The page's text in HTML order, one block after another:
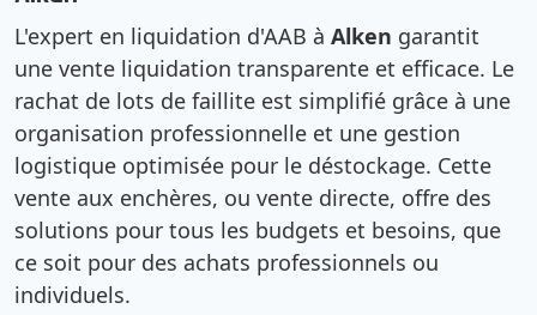
L'expert en liquidation d'AAB à Alken garantit
une vente liquidation transparente et efficace. Le
rachat de lots de faillite est simplifié grâce à une
organisation professionnelle et une gestion
logistique optimisée pour le déstockage. Cette
vente aux enchères, ou vente directe, offre des
solutions pour tous les budgets et besoins, que
ce soit pour des achats professionnels ou
individuels.